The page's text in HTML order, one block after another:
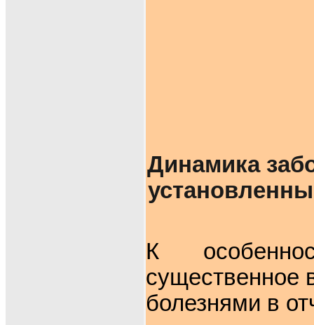
Динамика
К
существенное
болезнями в